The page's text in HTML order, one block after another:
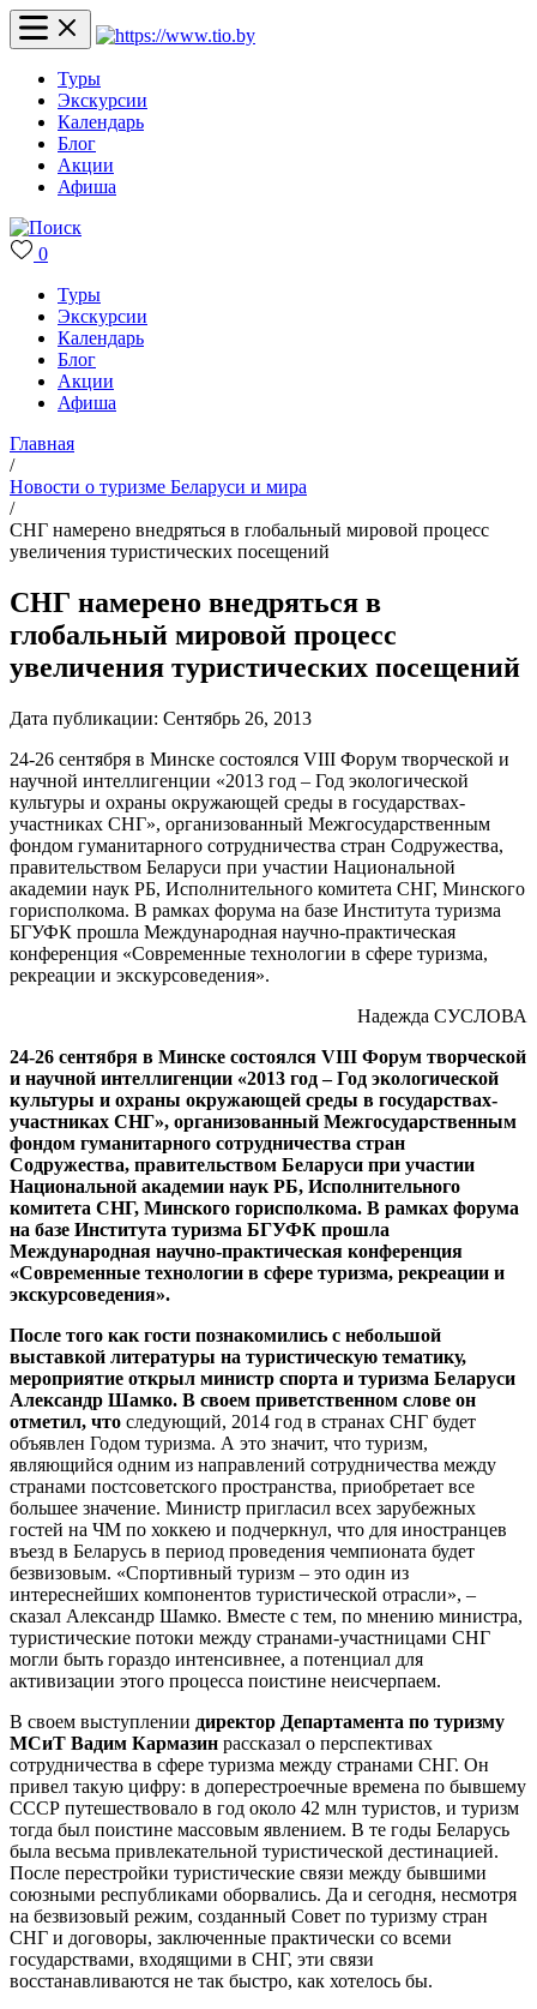
Туры
Экскурсии
Календарь
Блог
Акции
Афиша
0
Туры
Экскурсии
Календарь
Блог
Акции
Афиша
Главная
/
Новости о туризме Беларуси и мира
/
СНГ намерено внедряться в глобальный мировой процесс
увеличения туристических посещений
СНГ намерено внедряться в
глобальный мировой процесс
увеличения туристических посещений
Дата публикации: Сентябрь 26, 2013
24-26 сентября в Минске состоялся VIII Форум творческой и
научной интеллигенции «2013 год – Год экологической
культуры и охраны окружающей среды в государствах-
участниках СНГ», организованный Межгосударственным
фондом гуманитарного сотрудничества стран Содружества,
правительством Беларуси при участии Национальной
академии наук РБ, Исполнительного комитета СНГ, Минского
горисполкома. В рамках форума на базе Института туризма
БГУФК прошла Международная научно-практическая
конференция «Современные технологии в сфере туризма,
рекреации и экскурсоведения».
Надежда СУСЛОВА
24-26 сентября в Минске состоялся VIII Форум творческой
и научной интеллигенции «2013 год – Год экологической
культуры и охраны окружающей среды в государствах-
участниках СНГ», организованный Межгосударственным
фондом гуманитарного сотрудничества стран
Содружества, правительством Беларуси при участии
Национальной академии наук РБ, Исполнительного
комитета СНГ, Минского горисполкома. В рамках форума
на базе Института туризма БГУФК прошла
Международная научно-практическая конференция
«Современные технологии в сфере туризма, рекреации и
экскурсоведения».
После того как гости познакомились с небольшой
выставкой литературы на туристическую тематику,
мероприятие открыл министр спорта и туризма Беларуси
Александр Шамко. В своем приветственном слове он
отметил, что следующий, 2014 год в странах СНГ будет
объявлен Годом туризма. А это значит, что туризм,
являющийся одним из направлений сотрудничества между
странами постсоветского пространства, приобретает все
большее значение. Министр пригласил всех зарубежных
гостей на ЧМ по хоккею и подчеркнул, что для иностранцев
въезд в Беларусь в период проведения чемпионата будет
безвизовым. «Спортивный туризм – это один из
интереснейших компонентов туристической отрасли», –
сказал Александр Шамко. Вместе с тем, по мнению министра,
туристические потоки между странами-участницами СНГ
могли быть гораздо интенсивнее, а потенциал для
активизации этого процесса поистине неисчерпаем.
В своем выступлении директор Департамента по туризму
МСиТ Вадим Кармазин рассказал о перспективах
сотрудничества в сфере туризма между странами СНГ. Он
привел такую цифру: в доперестроечные времена по бывшему
СССР путешествовало в год около 42 млн туристов, и туризм
тогда был поистине массовым явлением. В те годы Беларусь
была весьма привлекательной туристической дестинацией.
После перестройки туристические связи между бывшими
союзными республиками оборвались. Да и сегодня, несмотря
на безвизовый режим, созданный Совет по туризму стран
СНГ и договоры, заключенные практически со всеми
государствами, входящими в СНГ, эти связи
восстанавливаются не так быстро, как хотелось бы.